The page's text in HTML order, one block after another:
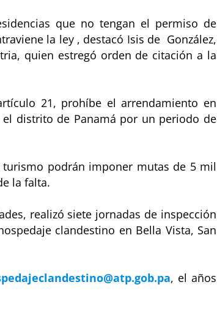
que no tengan el permiso de
la ley , destacó Isis de González,
quien estregó orden de citación a la
21, prohíbe el arrendamiento en
distrito de Panamá por un periodo de
podrán imponer mutas de 5 mil
la falta.
realizó siete jornadas de inspección
clandestino en Bella Vista, San
, el años